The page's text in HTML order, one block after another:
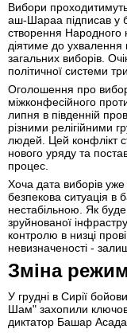
Вибори проходитимуть
аш-Шараа підписав у
створення Народного
діятиме до ухвалення
загальних виборів.
політичної системи
Оголошення про
міжконфесійного
липня в південній
різними релігійними
людей. Цей конфлікт
нового уряду та
процес.
Хоча дата виборів уже
безпекова ситуація в
нестабільною. Як
зруйнованої
контролю в низці
невизначеності -
Зміна
У грудні в Сирії
Шам" захопили
диктатор Башар Асада